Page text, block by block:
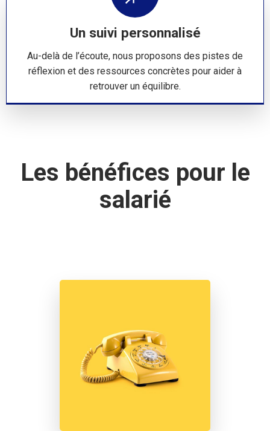
Un suivi personnalisé
Au-delà de l’écoute, nous proposons des pistes de
réflexion et des ressources concrètes pour aider à
retrouver un équilibre.
Les bénéfices pour le
salarié